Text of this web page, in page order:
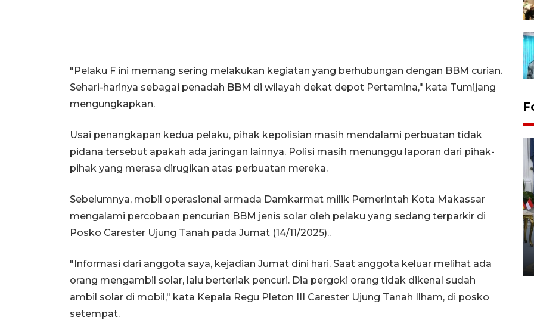
"Pelaku F ini memang sering melakukan kegiatan yang berhubungan dengan BBM curian.
Sehari-harinya sebagai penadah BBM di wilayah dekat depot Pertamina," kata Tumijang
mengungkapkan.
Usai penangkapan kedua pelaku, pihak kepolisian masih mendalami perbuatan tidak
pidana tersebut apakah ada jaringan lainnya. Polisi masih menunggu laporan dari pihak-
pihak yang merasa dirugikan atas perbuatan mereka.
Sebelumnya, mobil operasional armada Damkarmat milik Pemerintah Kota Makassar
mengalami percobaan pencurian BBM jenis solar oleh pelaku yang sedang terparkir di
Posko Carester Ujung Tanah pada Jumat (14/11/2025)..
"Informasi dari anggota saya, kejadian Jumat dini hari. Saat anggota keluar melihat ada
orang mengambil solar, lalu berteriak pencuri. Dia pergoki orang tidak dikenal sudah
ambil solar di mobil," kata Kepala Regu Pleton III Carester Ujung Tanah Ilham, di posko
setempat.
FOTO - Kirab memperingati
HUT ke-80 Raja Keraton
02 April 2026 12:51 WIB